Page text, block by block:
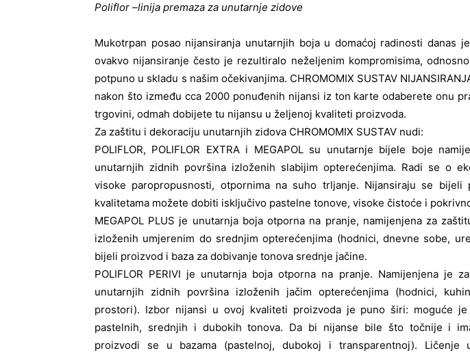
Poliflor –linija premaza za unutarnje zidove
Mukotrpan posao nijansiranja unutarnjih boja u domaćoj radinosti danas
ovakvo nijansiranje često je rezultiralo neželjenim kompromisima,
potpuno u skladu s našim očekivanjima. CHROMOMIX SUSTAV
nakon što između cca 2000 ponuđenih nijansi iz ton karte odaberete onu
trgovini, odmah dobijete tu nijansu u željenoj kvaliteti proizvoda.
Za zaštitu i dekoraciju unutarnjih zidova CHROMOMIX SUSTAV nudi:
POLIFLOR, POLIFLOR EXTRA i MEGAPOL su unutarnje bijele boje
unutarnjih zidnih površina izloženih slabijim opterećenjima. Radi se o
visoke paropropusnosti, otpornima na suho trljanje. Nijansiraju se bijeli
kvalitetama možete dobiti isključivo pastelne tonove, visoke čistoće i
MEGAPOL PLUS je unutarnja boja otporna na pranje, namijenjena za
izloženih umjerenim do srednjim opterećenjima (hodnici, dnevne sobe,
bijeli proizvod i baza za dobivanje tonova srednje jačine.
POLIFLOR PERIVI je unutarnja boja otporna na pranje. Namijenjena je
unutarnjih zidnih površina izloženih jačim opterećenjima (hodnici,
prostori). Izbor nijansi u ovoj kvaliteti proizvoda je puno širi: moguće
pastelnih, srednjih i dubokih tonova. Da bi nijanse bile što točnije i
proizvodi se u bazama (pastelnoj, dubokoj i transparentnoj). Ličenje